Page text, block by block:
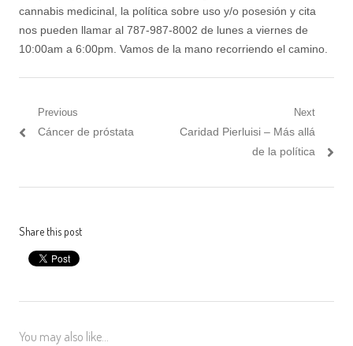
cannabis medicinal, la política sobre uso y/o posesión y cita
nos pueden llamar al 787-987-8002 de lunes a viernes de
10:00am a 6:00pm. Vamos de la mano recorriendo el camino.
Post
navigation
Previous
Previous
Cáncer de próstata
Next
Next
Caridad Pierluisi – Más allá
de la política
Share this post
You may also like...